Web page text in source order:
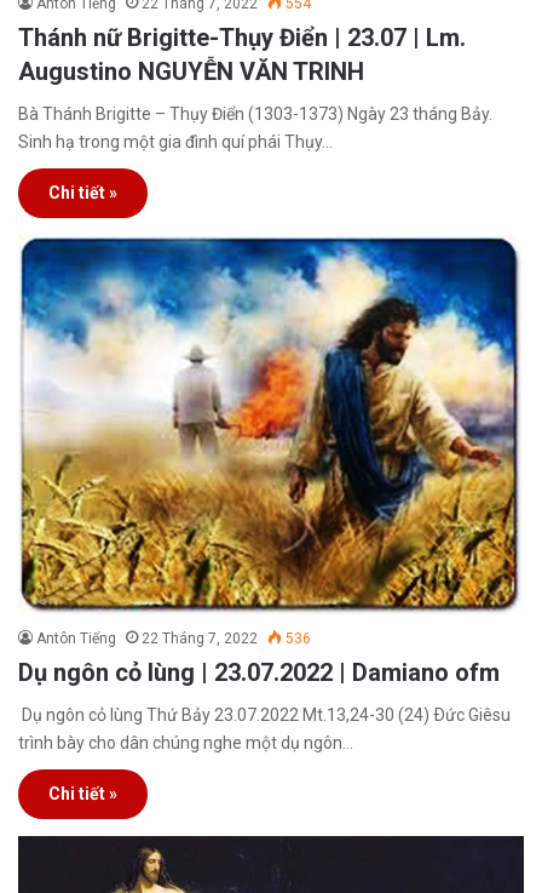
Antôn Tiếng 22 Tháng 7, 2022 554
Thánh nữ Brigitte-Thụy Điển | 23.07 | Lm.
Augustino NGUYỄN VĂN TRINH
Bà Thánh Brigitte – Thụy Điển (1303-1373) Ngày 23 tháng Bảy.
Sinh hạ trong một gia đình quí phái Thụy…
Chi tiết »
Antôn Tiếng 22 Tháng 7, 2022 536
Dụ ngôn cỏ lùng | 23.07.2022 | Damiano ofm
Dụ ngôn cỏ lùng Thứ Bảy 23.07.2022 Mt.13,24-30 (24) Ðức Giêsu
trình bày cho dân chúng nghe một dụ ngôn…
Chi tiết »